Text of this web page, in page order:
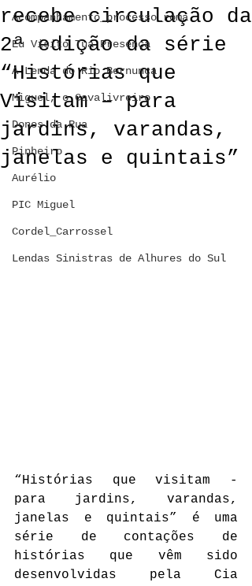
Acompanhamento_processo_roma
Eu Visito Tua Presença
A Lenda do Rio Bernunça
Miguel, o Cavalivreiro
Donos da Rua
Pinheiro
Aurélio
PIC Miguel
Cordel_Carrossel
Lendas Sinistras de Alhures do Sul
recebe circulação da
2ª edição da série
“Histórias que
Visitam – para
jardins, varandas,
janelas e quintais”
“Histórias que visitam -
para jardins, varandas,
janelas e quintais” é uma
série de contações de
histórias que vêm sido
desenvolvidas pela Cia